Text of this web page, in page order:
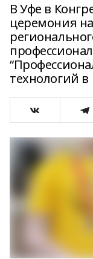
В Уфе в
церемония
технологий в